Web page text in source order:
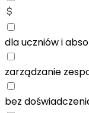
dla uczniów i
zarządzanie
bez